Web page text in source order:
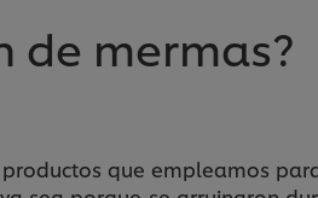
de mermas?
que empleamos